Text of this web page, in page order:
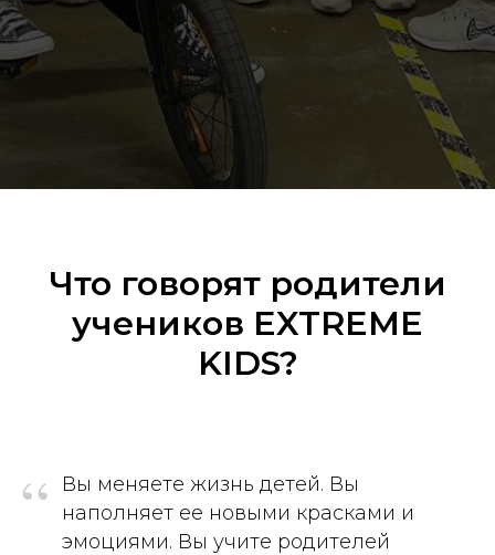
Что говорят родители
учеников EXTREME
KIDS?
“
Вы меняете жизнь детей. Вы
наполняет ее новыми красками и
эмоциями. Вы учите родителей